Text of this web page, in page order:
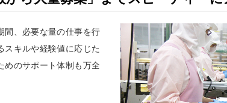
間、必要な量の仕事を行
スキルや経験値に応じた
めのサポート体制も万全